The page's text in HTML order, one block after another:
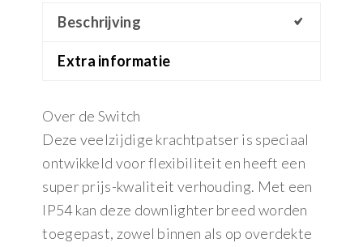
Beschrijving
Extra informatie
Over de Switch
Deze veelzijdige krachtpatser is speciaal
ontwikkeld voor flexibiliteit en heeft een
super prijs-kwaliteit verhouding. Met een
IP54 kan deze downlighter breed worden
toegepast, zowel binnen als op overdekte